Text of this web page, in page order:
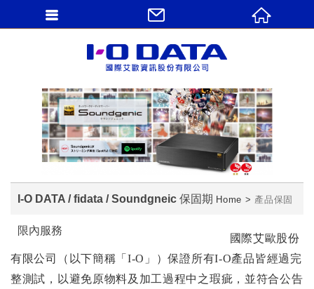
I-O DATA / fidata / Soundgneic 保固期
限內服務
Home 產品保固
國際艾歐股份
有限公司（以下簡稱「I-O」）保證所有I-O產品皆經過完
整測試，以避免原物料及加工過程中之瑕疵，並符合公告